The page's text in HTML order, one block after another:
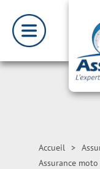
Accueil >
Assurance